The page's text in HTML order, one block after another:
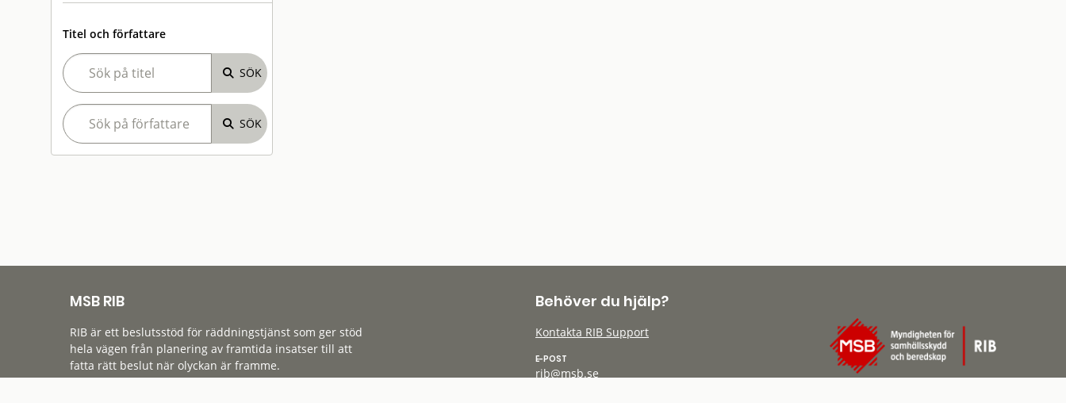
Titel och författare
MSB RIB
RIB är ett beslutsstöd för räddningstjänst som ger stöd
hela vägen från planering av framtida insatser till att
fatta rätt beslut när olyckan är framme.
Behöver du hjälp?
Kontakta RIB Support
E-POST
rib@msb.se